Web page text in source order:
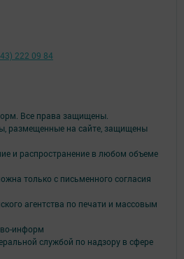
Все права защищены.
размещенные на сайте, защищены
и распространение в любом объеме
только с письменного согласия
агентства по печати и массовым
информ
службой по надзору в сфере
222 09 84